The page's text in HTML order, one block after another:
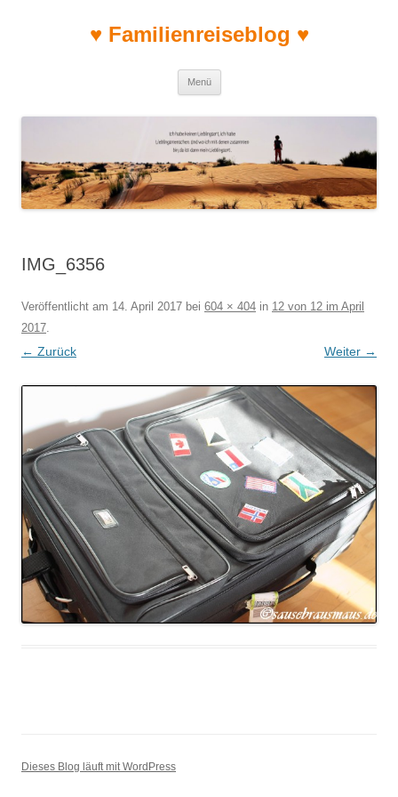
♥ Familienreiseblog ♥
Menü
IMG_6356
Veröffentlicht am 14. April 2017 bei 604 × 404 in 12 von 12 im April
2017.
← Zurück Weiter →
Dieses Blog läuft mit WordPress